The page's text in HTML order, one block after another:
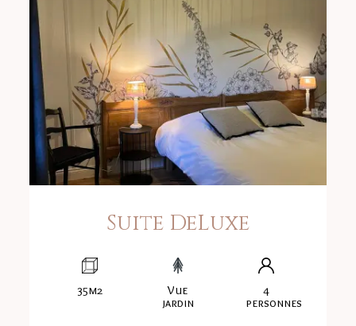
Suite DeLuxe
35m2
Vue
jardin
4
personnes